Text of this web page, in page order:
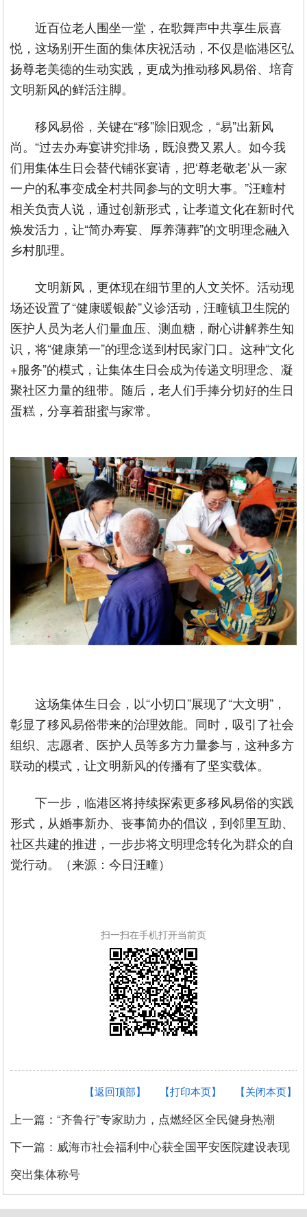
近百位老人围坐一堂，在歌舞声中共享生辰喜
悦，这场别开生面的集体庆祝活动，不仅是临港区弘
扬尊老美德的生动实践，更成为推动移风易俗、培育
文明新风的鲜活注脚。
移风易俗，关键在“移”除旧观念，“易”出新风
尚。“过去办寿宴讲究排场，既浪费又累人。如今我
们用集体生日会替代铺张宴请，把‘尊老敬老’从一家
一户的私事变成全村共同参与的文明大事。”汪疃村
相关负责人说，通过创新形式，让孝道文化在新时代
焕发活力，让“简办寿宴、厚养薄葬”的文明理念融入
乡村肌理。
文明新风，更体现在细节里的人文关怀。活动现
场还设置了“健康暖银龄”义诊活动，汪疃镇卫生院的
医护人员为老人们量血压、测血糖，耐心讲解养生知
识，将“健康第一”的理念送到村民家门口。这种“文化
+服务”的模式，让集体生日会成为传递文明理念、凝
聚社区力量的纽带。随后，老人们手捧分切好的生日
蛋糕，分享着甜蜜与家常。
这场集体生日会，以“小切口”展现了“大文明”，
彰显了移风易俗带来的治理效能。同时，吸引了社会
组织、志愿者、医护人员等多方力量参与，这种多方
联动的模式，让文明新风的传播有了坚实载体。
下一步，临港区将持续探索更多移风易俗的实践
形式，从婚事新办、丧事简办的倡议，到邻里互助、
社区共建的推进，一步步将文明理念转化为群众的自
觉行动。（来源：今日汪疃）
扫一扫在手机打开当前页
【关闭本页】
【打印本页】
【返回顶部】
上一篇：“齐鲁行”专家助力，点燃经区全民健身热潮
下一篇：威海市社会福利中心获全国平安医院建设表现
突出集体称号